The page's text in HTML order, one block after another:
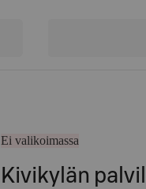
Ei valikoimassa
Kivikylän